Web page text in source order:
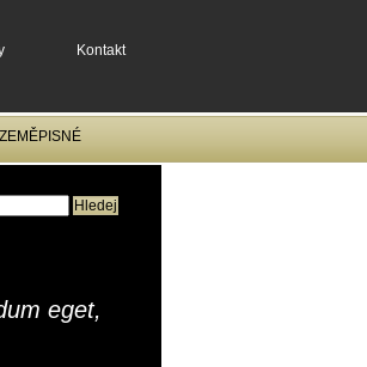
Kontakt
ZEMĚPISNÉ
eget,